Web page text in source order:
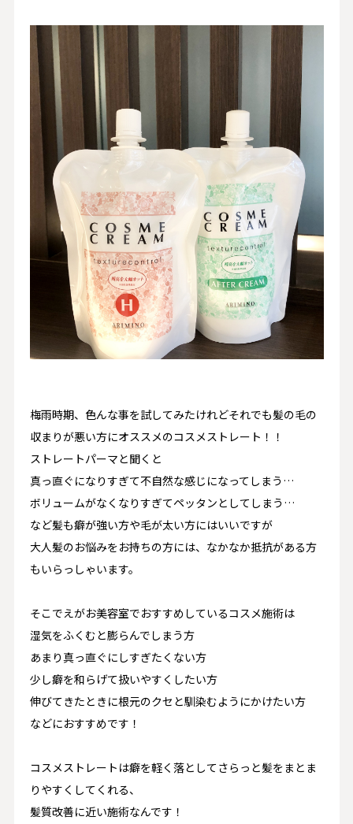
梅雨時期、色んな事を試してみたけれどそれでも髪の毛の
収まりが悪い方にオススメのコスメストレート！！
ストレートパーマと聞くと
真っ直ぐになりすぎて不自然な感じになってしまう…
ボリュームがなくなりすぎてペッタンとしてしまう…
など髪も癖が強い方や毛が太い方にはいいですが
大人髪のお悩みをお持ちの方には、なかなか抵抗がある方
もいらっしゃいます。
そこでえがお美容室でおすすめしているコスメ施術は
湿気をふくむと膨らんでしまう方
あまり真っ直ぐにしすぎたくない方
少し癖を和らげて扱いやすくしたい方
伸びてきたときに根元のクセと馴染むようにかけたい方
などにおすすめです！
コスメストレートは癖を軽く落としてさらっと髪をまとま
りやすくしてくれる、
髪質改善に近い施術なんです！